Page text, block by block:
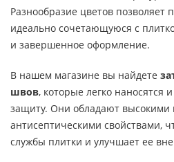
Разнообразие цветов позволяет
идеально сочетающуюся с
и завершенное оформление.
В нашем магазине вы найдете
швов, которые легко наносятся
защиту. Они обладают
антисептическими свойствами,
службы плитки и улучшает ее